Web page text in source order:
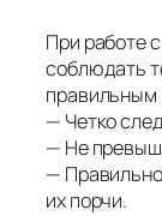
При работе
соблюдать
правильным
— Четко
— Не
—
их порчи.